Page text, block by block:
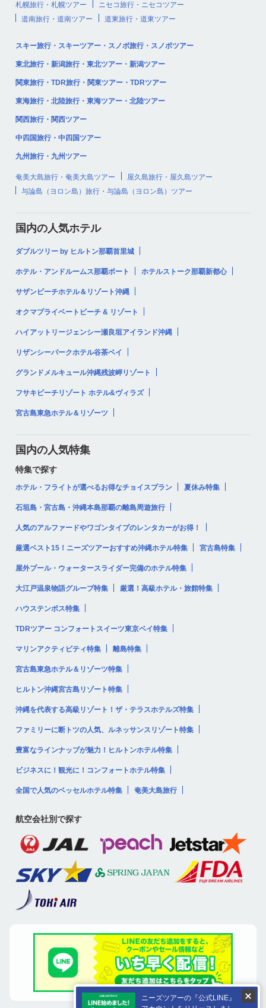
札幌旅行・札幌ツアー
ニセコ旅行・ニセコツアー
道南旅行・道南ツアー
道東旅行・道東ツアー
スキー旅行・スキーツアー・スノボ旅行・スノボツアー
東北旅行・新潟旅行・東北ツアー・新潟ツアー
関東旅行・TDR旅行・関東ツアー・TDRツアー
東海旅行・北陸旅行・東海ツアー・北陸ツアー
関西旅行・関西ツアー
中四国旅行・中四国ツアー
九州旅行・九州ツアー
奄美大島旅行・奄美大島ツアー
屋久島旅行・屋久島ツアー
与論島（ヨロン島）旅行・与論島（ヨロン島）ツアー
国内の人気ホテル
ダブルツリー by ヒルトン那覇首里城
ホテル・アンドルームス那覇ポート ホテルストーク那覇新都心
サザンビーチホテル＆リゾート沖縄
オクマプライベートビーチ & リゾート
ハイアットリージェンシー瀬良垣アイランド沖縄
リザンシーパークホテル谷茶ベイ
グランドメルキュール沖縄残波岬リゾート
フサキビーチリゾート ホテル&ヴィラズ
宮古島東急ホテル＆リゾーツ
国内の人気特集
特集で探す
ホテル・フライトが選べるお得なチョイスプラン 夏休み特集
石垣島・宮古島・沖縄本島那覇の離島周遊旅行
人気のアルファードやワゴンタイプのレンタカーがお得！
厳選ベスト15！ニーズツアーおすすめ沖縄ホテル特集 宮古島特集
屋外プール・ウォータースライダー完備のホテル特集
大江戸温泉物語グループ特集 厳選！高級ホテル・旅館特集
ハウステンボス特集
TDRツアー コンフォートスイーツ東京ベイ特集
マリンアクティビティ特集 離島特集
宮古島東急ホテル＆リゾーツ特集
ヒルトン沖縄宮古島リゾート特集
沖縄を代表する高級リゾート！ザ・テラスホテルズ特集
ファミリーに断トツの人気、ルネッサンスリゾート特集
豊富なラインナップが魅力！ヒルトンホテル特集
ビジネスに！観光に！コンフォートホテル特集
全国で人気のベッセルホテル特集 奄美大島旅行
航空会社別で探す
ニーズツアーの『公式LINE』